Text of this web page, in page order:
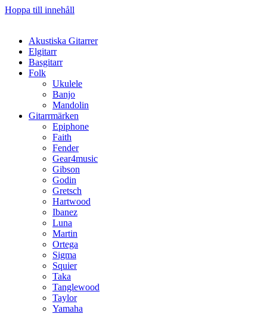
Hoppa till innehåll
Akustiska Gitarrer
Elgitarr
Basgitarr
Folk
Ukulele
Banjo
Mandolin
Gitarrmärken
Epiphone
Faith
Fender
Gear4music
Gibson
Godin
Gretsch
Hartwood
Ibanez
Luna
Martin
Ortega
Sigma
Squier
Taka
Tanglewood
Taylor
Yamaha